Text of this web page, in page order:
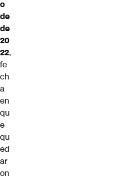
o
de
de
20
22,
fe
ch
a
en
qu
e
qu
ed
ar
on